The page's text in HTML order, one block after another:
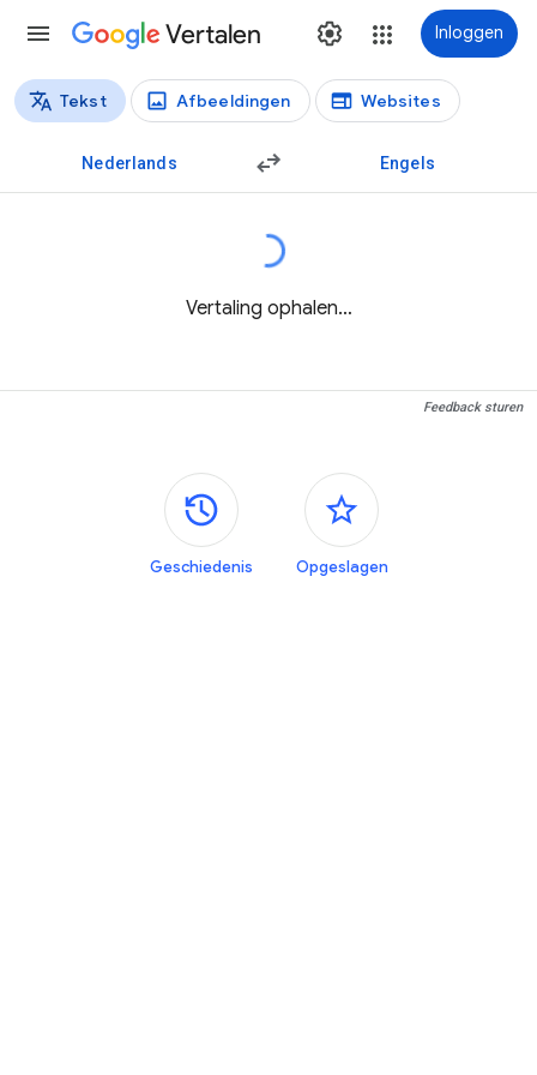
Vertalen Inloggen
Vertaaltypen
Tekst Afbeeldingen Websites
Nederlands Engels
Vertaling ophalen…
Feedback sturen
Zijvensters
Geschiedenis Opgeslagen